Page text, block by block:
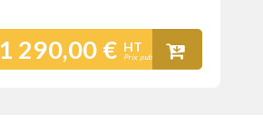
1 290,00 € HT
Prix public